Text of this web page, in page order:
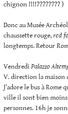
chignon !!!!???????? )
Donc au Musée
chaussette rouge,red
longtemps. Retour
VendrediPalazzo
V. direction la maison
J’adore le bus à Rome
ville il sont bien moins
personnes. 16h je